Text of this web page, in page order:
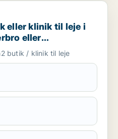
til leje i København K,
eller klinik til leje i
eller
butik / klinik til leje